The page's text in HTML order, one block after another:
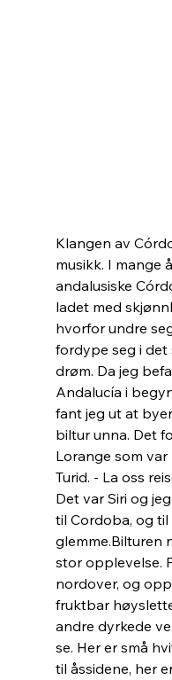
Klangen av
musikk. I mange
andalusiske
ladet med
hvorfor undre
fordype seg i
drøm. Da jeg
Andalucía i
fant jeg ut at
biltur unna. Det
Lorange som
Turid. - La oss
Det var Siri og
til Cordoba, og
glemme.Bilturen
stor opplevelse.
nordover, og
fruktbar
andre dyrkede
se. Her er små
til åssidene, her